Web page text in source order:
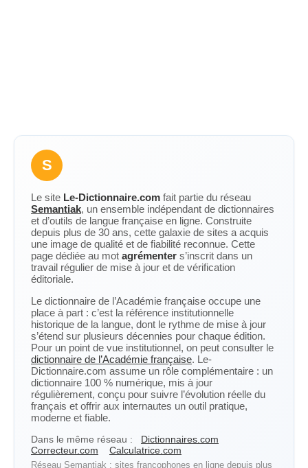
S
Le site Le-Dictionnaire.com fait partie du réseau
Semantiak, un ensemble indépendant de dictionnaires
et d’outils de langue française en ligne. Construite
depuis plus de 30 ans, cette galaxie de sites a acquis
une image de qualité et de fiabilité reconnue. Cette
page dédiée au mot agrémenter s’inscrit dans un
travail régulier de mise à jour et de vérification
éditoriale.
Le dictionnaire de l’Académie française occupe une
place à part : c’est la référence institutionnelle
historique de la langue, dont le rythme de mise à jour
s’étend sur plusieurs décennies pour chaque édition.
Pour un point de vue institutionnel, on peut consulter le
dictionnaire de l’Académie française. Le-
Dictionnaire.com assume un rôle complémentaire : un
dictionnaire 100 % numérique, mis à jour
régulièrement, conçu pour suivre l’évolution réelle du
français et offrir aux internautes un outil pratique,
moderne et fiable.
Dans le même réseau :
Dictionnaires.com
Correcteur.com
Calculatrice.com
Réseau Semantiak : sites francophones en ligne depuis plus